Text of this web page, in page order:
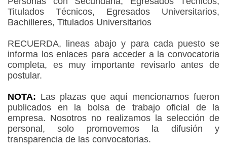
Titulados Técnicos, Egresados Universitarios,
Bachilleres, Titulados Universitarios
RECUERDA, lineas abajo y para cada puesto se
informa los enlaces para acceder a la convocatoria
completa, es muy importante revisarlo antes de
postular.
NOTA: Las plazas que aquí mencionamos fueron
publicados en la bolsa de trabajo oficial de la
empresa. Nosotros no realizamos la selección de
personal, solo promovemos la difusión y
transparencia de las convocatorias.